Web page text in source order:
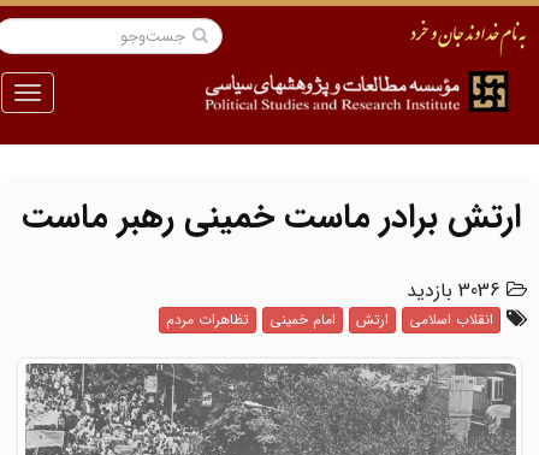
منو
ارتش برادر ماست خمینی رهبر ماست
3036 بازدید
انقلاب اسلامی ارتش امام خمینی تظاهرات مردم